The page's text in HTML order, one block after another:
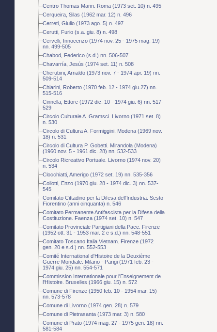
Centro Thomas Mann. Roma (1973 set. 10) n. 495
Cerqueira, Silas (1962 mar. 12) n. 496
Cerreti, Giulio (1973 ago. 5) n. 497
Cerutti, Furio (s.a. giu. 8) n. 498
Cervelli, Innocenzo (1974 nov. 25 - 1975 mag. 19)
nn. 499-505
Chabod, Federico (s.d.) nn. 506-507
Chavarría, Jesús (1974 set. 11) n. 508
Cherubini, Arnaldo (1973 nov. 7 - 1974 apr. 19) nn.
509-514
Chiarini, Roberto (1970 feb. 12 - 1974 giu.27) nn.
515-516
Cinnella, Ettore (1972 dic. 10 - 1974 giu. 6) nn. 517-
529
Circolo Culturale A. Gramsci. Livorno (1971 set. 8)
n. 530
Circolo di Cultura A. Formiggini. Modena (1969 nov.
18) n. 531
Circolo di Cultura P. Gobetti. Mirandola (Modena)
(1960 nov. 5 - 1961 dic. 28) nn. 532-533
Circolo Ricreativo Portuale. Livorno (1974 nov. 20)
n. 534
Clocchiatti, Amerigo (1972 set. 19) nn. 535-356
Collotti, Enzo (1970 giu. 28 - 1974 dic. 3) nn. 537-
545
Comitato Cittadino per la Difesa dell'Industria. Sesto
Fiorentino (anni cinquanta) n. 546
Comitato Permanente Antifascista per la Difesa della
Costituzione. Faenza (1974 set. 10) n. 547
Comitato Provinciale Partigiani della Pace. Firenze
(1952 ott. 31 - 1953 mar. 2 e s.d.) nn. 548-551
Comitato Toscano Italia Vietnam. Firenze (1972
gen. 20 e s.d.) nn. 552-553
Comité International d'Histoire de la Deuxième
Guerre Mondiale. Milano - Parigi (1971 feb. 23 -
1974 giu. 25) nn. 554-571
Commission Internationale pour l'Enseignement de
l'Histoire. Bruxelles (1966 giu. 15) n. 572
Comune di Firenze (1950 feb. 10 - 1954 mar. 15)
nn. 573-578
Comune di Livorno (1974 gen. 28) n. 579
Comune di Pietrasanta (1973 mar. 3) n. 580
Comune di Prato (1974 mag. 27 - 1975 gen. 18) nn.
581-584